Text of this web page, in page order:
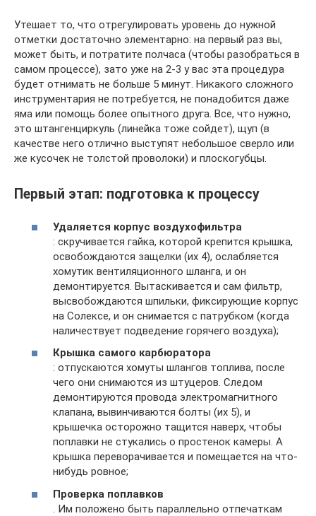
Утешает то, что отрегулировать уровень до нужной
отметки достаточно элементарно: на первый раз вы,
может быть, и потратите полчаса (чтобы разобраться в
самом процессе), зато уже на 2-3 у вас эта процедура
будет отнимать не больше 5 минут. Никакого сложного
инструментария не потребуется, не понадобится даже
яма или помощь более опытного друга. Все, что нужно,
это штангенциркуль (линейка тоже сойдет), щуп (в
качестве него отлично выступят небольшое сверло или
же кусочек не толстой проволоки) и плоскогубцы.
Первый этап: подготовка к процессу
Удаляется корпус воздухофильтра
: скручивается гайка, которой крепится крышка,
освобождаются защелки (их 4), ослабляется
хомутик вентиляционного шланга, и он
демонтируется. Вытаскивается и сам фильтр,
высвобождаются шпильки, фиксирующие корпус
на Солексе, и он снимается с патрубком (когда
наличествует подведение горячего воздуха);
Крышка самого карбюратора
: отпускаются хомуты шлангов топлива, после
чего они снимаются из штуцеров. Следом
демонтируются провода электромагнитного
клапана, вывинчиваются болты (их 5), и
крышечка осторожно тащится наверх, чтобы
поплавки не стукались о простенок камеры. А
крышка переворачивается и помещается на что-
нибудь ровное;
Проверка поплавков
. Им положено быть параллельно отпечаткам